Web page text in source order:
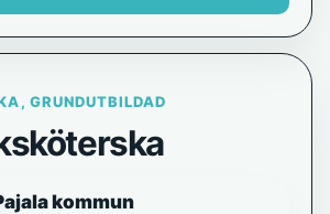
GRUNDUTBILDAD
kommun